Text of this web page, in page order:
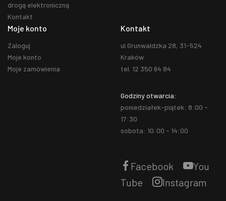
drogą elektroniczną
Kontakt
Moje konto
Zaloguj
Moje konto
Moje zamówienia
Kontakt
ul.Grunwaldzka 28, 31-524
Kraków
tel. 12 350 64 84
Godziny otwarcia:
poniedziałek-piątek: 8:00 -
17:30
sobota: 10:00 - 14:00
Facebook
You
Tube
Instagram